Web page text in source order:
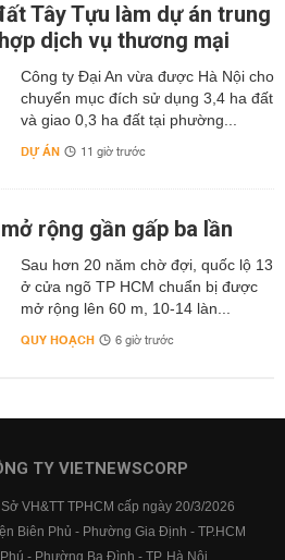
Tây Tựu làm dự án trung
dịch vụ thương mại
Công ty Đại An vừa được Hà Nội cho
chuyển mục đích sử dụng 3,4 ha đất
và giao 0,3 ha đất tại phường...
DỰ ÁN 11 giờ trước
rộng gần gấp ba lần
Sau hơn 20 năm chờ đợi, quốc lộ 13
ở cửa ngõ TP HCM chuẩn bị được
mở rộng lên 60 m, 10-14 làn...
QUY HOẠCH 6 giờ trước
TY VIETNEWSCORP
VH&TT TPHCM cấp ngày 20/3/2026
Biên Phủ - Phường Gia Định - TP.HCM
- Phường Ba Đình - TP. Hà Nội